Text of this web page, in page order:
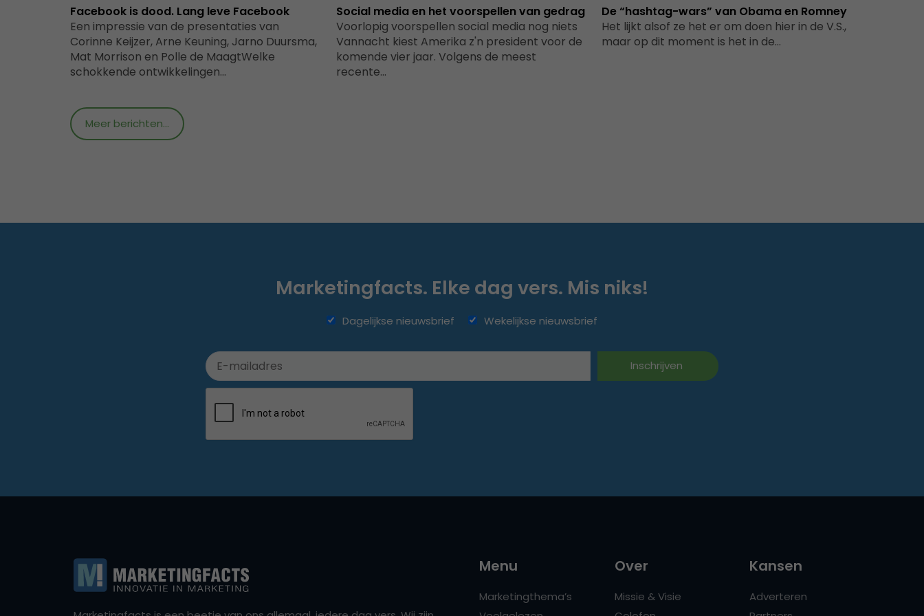
Facebook is dood. Lang leve Facebook
Een impressie van de presentaties van
Corinne Keijzer, Arne Keuning, Jarno Duursma,
Mat Morrison en Polle de MaagtWelke
schokkende ontwikkelingen…
Social media en het voorspellen van gedrag
Voorlopig voorspellen social media nog niets
Vannacht kiest Amerika z'n president voor de
komende vier jaar. Volgens de meest
recente…
De “hashtag-wars” van Obama en Romney
Het lijkt alsof ze het er om doen hier in de V.S.,
maar op dit moment is het in de…
Meer berichten...
Marketingfacts. Elke dag vers. Mis niks!
Dagelijkse nieuwsbrief Wekelijkse nieuwsbrief
Menu
Marketingthema’s
Over
Missie & Visie
Kansen
Adverteren